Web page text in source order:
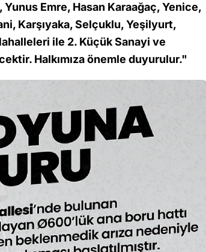
Emre, Hasan Karaağaç, Yenice,
Karşıyaka, Selçuklu, Yeşilyurt,
ile 2. Küçük Sanayi ve
Halkımıza önemle duyurulur."